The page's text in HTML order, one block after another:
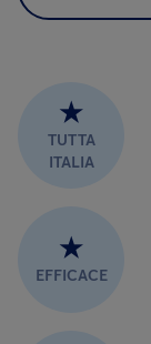
★
TUTTA
ITALIA
★
EFFICACE